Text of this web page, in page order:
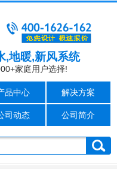
,地暖,新风系统
家庭用户选择!
品中心 解决方案
司动态 公司简介